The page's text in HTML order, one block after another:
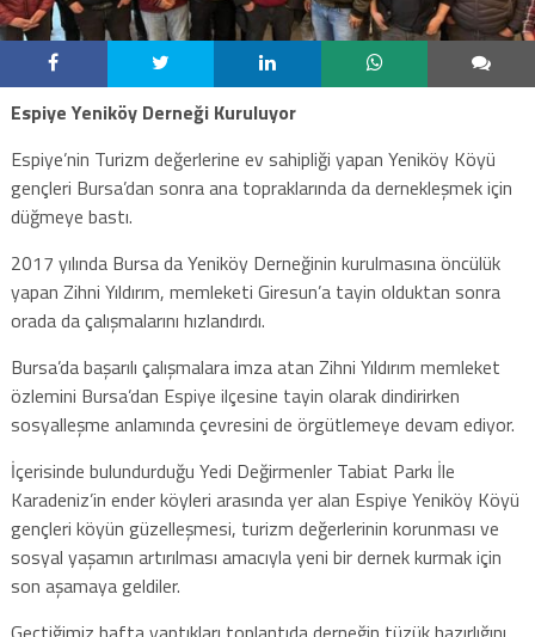
Espiye Yeniköy Derneği Kuruluyor
Espiye’nin Turizm değerlerine ev sahipliği yapan Yeniköy Köyü
gençleri Bursa’dan sonra ana topraklarında da dernekleşmek için
düğmeye bastı.
2017 yılında Bursa da Yeniköy Derneğinin kurulmasına öncülük
yapan Zihni Yıldırım, memleketi Giresun’a tayin olduktan sonra
orada da çalışmalarını hızlandırdı.
Bursa’da başarılı çalışmalara imza atan Zihni Yıldırım memleket
özlemini Bursa’dan Espiye ilçesine tayin olarak dindirirken
sosyalleşme anlamında çevresini de örgütlemeye devam ediyor.
İçerisinde bulundurduğu Yedi Değirmenler Tabiat Parkı İle
Karadeniz’in ender köyleri arasında yer alan Espiye Yeniköy Köyü
gençleri köyün güzelleşmesi, turizm değerlerinin korunması ve
sosyal yaşamın artırılması amacıyla yeni bir dernek kurmak için
son aşamaya geldiler.